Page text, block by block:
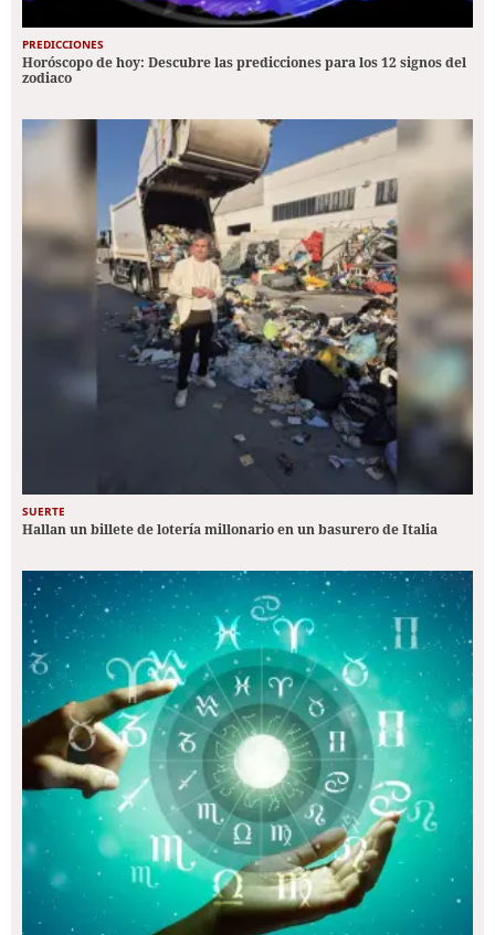
PREDICCIONES
Horóscopo de hoy: Descubre las predicciones para los 12 signos del
zodiaco
SUERTE
Hallan un billete de lotería millonario en un basurero de Italia